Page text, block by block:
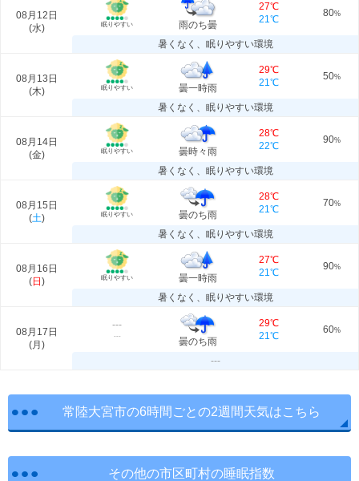
08月12日
(水) 眠りやすい 雨のち曇
27℃
21℃
80%
暑くなく、眠りやすい環境
08月13日
(木) 眠りやすい 曇一時雨
29℃
21℃
50%
暑くなく、眠りやすい環境
08月14日
(金) 眠りやすい 曇時々雨
28℃
22℃
90%
暑くなく、眠りやすい環境
08月15日
(土) 眠りやすい 曇のち雨
28℃
21℃
70%
暑くなく、眠りやすい環境
08月16日
(日 ) 眠りやすい 曇一時雨
27℃
21℃
90%
暑くなく、眠りやすい環境
08月17日
(月 )
---
---
曇のち雨
29℃
21℃
60%
---
常陸大宮市の6時間ごとの2週間天気はこちら
その他の市区町村の睡眠指数